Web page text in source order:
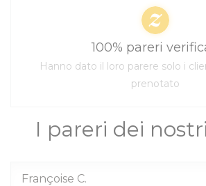
I pareri dei
Françoise C
100% pareri
Hanno dato il loro parere solo i
prenotato